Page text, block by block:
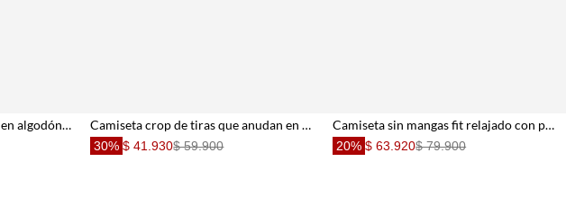
Top slim crop con escote V en algodón crema para mujer Camiseta crop de tiras que anudan en cuello crudo para mujer
30% $ 41.930$ 59.900
Camiseta sin mangas fit relajado con pliegue central en algodón blanco para mujer
20% $ 63.920$ 79.900